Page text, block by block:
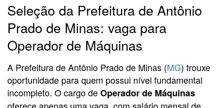
Seleção da Prefeitura de Antônio
Prado de Minas: vaga para
Operador de Máquinas
A Prefeitura de Antônio Prado de Minas (MG) trouxe
oportunidade para quem possui nível fundamental
incompleto. O cargo deOperador de Máquinas